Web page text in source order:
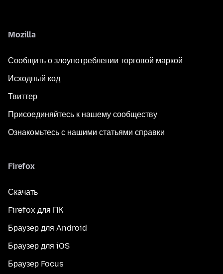
Mozilla
Сообщить о злоупотреблении торговой маркой
Исходный код
Твиттер
Присоединяйтесь к нашему сообществу
Ознакомьтесь с нашими статьями справки
Firefox
Скачать
Firefox для ПК
Браузер для Android
Браузер для iOS
Браузер Focus